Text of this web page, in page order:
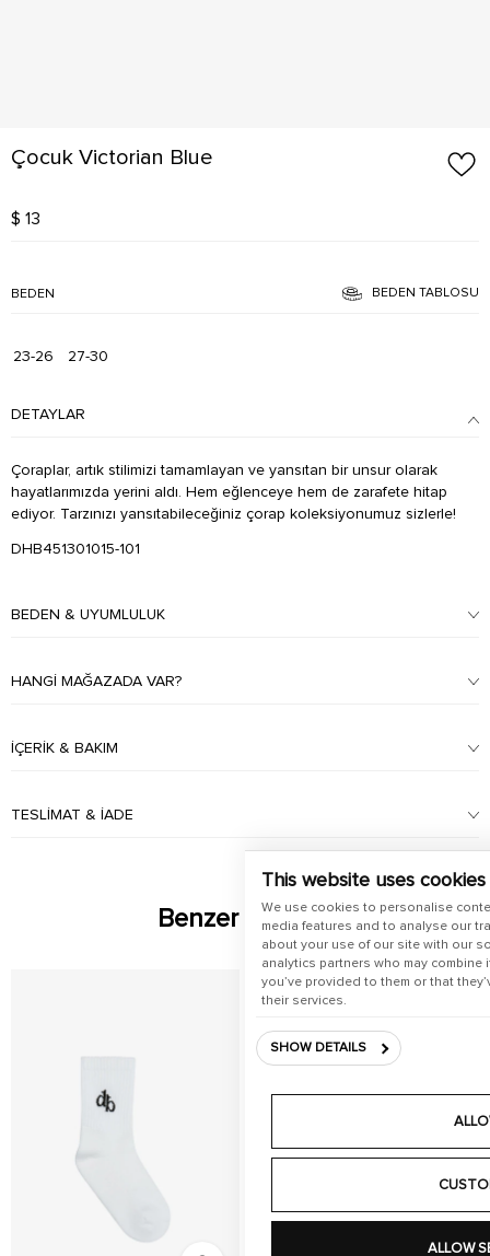
This website uses cookies
We use cookies to personalise
media features and to analyse our
about your use of our site with our
analytics partners who may
you’ve provided to them or that
their services.
SHOW DETAILS
ALLOW
Çocuk Victorian Blue
$ 13
BEDEN BEDEN TABLOSU
23-26 27-30
DETAYLAR
Çoraplar, artık stilimizi tamamlayan ve yansıtan bir unsur olarak
hayatlarımızda yerini aldı. Hem eğlenceye hem de zarafete hitap
ediyor. Tarzınızı yansıtabileceğiniz çorap koleksiyonumuz sizlerle!
DHB451301015-101
BEDEN & UYUMLULUK
HANGI MAĞAZADA VAR?
İÇERIK & BAKIM
TESLIMAT & İADE
Benzer Ürünler